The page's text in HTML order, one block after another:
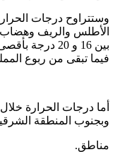
الأطلس والريف وهضاب
فيما تبقى من ربوع
أما درجات الحرارة خلال
وبجنوب المنطقة
مناطق.